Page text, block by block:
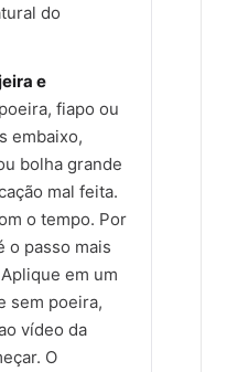
do
e
fiapo ou
embaixo,
bolha grande
mal feita.
o tempo. Por
o passo mais
em um
sem poeira,
vídeo da
O